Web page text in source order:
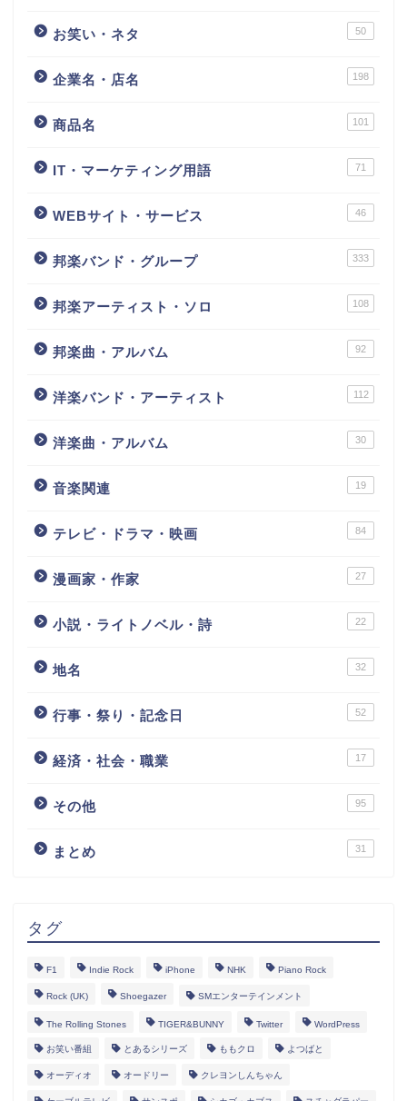
お笑い・ネタ 50
企業名・店名 198
商品名 101
IT・マーケティング用語 71
WEBサイト・サービス 46
邦楽バンド・グループ 333
邦楽アーティスト・ソロ 108
邦楽曲・アルバム 92
洋楽バンド・アーティスト 112
洋楽曲・アルバム 30
音楽関連 19
テレビ・ドラマ・映画 84
漫画家・作家 27
小説・ライトノベル・詩 22
地名 32
行事・祭り・記念日 52
経済・社会・職業 17
その他 95
まとめ 31
タグ
F1 Indie Rock iPhone NHK Piano Rock
Rock (UK) Shoegazer SMエンターテインメント
The Rolling Stones TIGER&BUNNY Twitter WordPress
お笑い番組 とあるシリーズ ももクロ よつばと
オーディオ オードリー クレヨンしんちゃん